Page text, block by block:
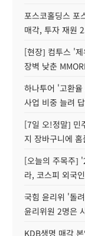
포스코홀딩스 포
매각, 투자 재원
[현장] 컴투스 '
장벽 낮춘
하나투어 '고환
사업 비중 늘려
[7일 오!정말] 민
지 장바구니에
[오늘의 주목주]
라, 코스피 외국
국힘 윤리위 '돌
윤리위원 2명은
KDB생명 매각